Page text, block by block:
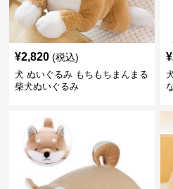
¥2,820 (税込)
犬 ぬいぐるみ もちもちまんまる
柴犬ぬいぐるみ
¥